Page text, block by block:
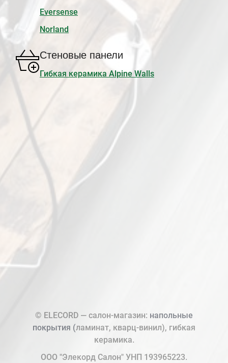
Eversense
Norland
Стеновые панели
Гибкая керамика Alpine Walls
© ELECORD — салон-магазин: напольные
покрытия (ламинат, кварц-винил), гибкая
керамика.
ООО "Элекорд Салон" УНП 193965223.